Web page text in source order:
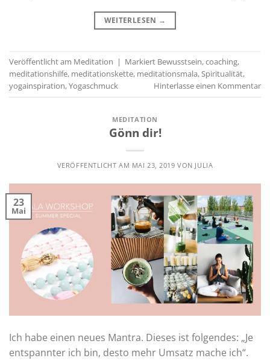
WEITERLESEN →
Veröffentlicht am Meditation | Markiert Bewusstsein,coaching,
meditationshilfe, meditationskette, meditationsmala,Spiritualität,
yogainspiration,Yogaschmuck Hinterlasse einen Kommentar
MEDITATION
Gönn dir!
VERÖFFENTLICHT AM MAI 23, 2019 VON JULIA
23
Mai
Ich habe einen neues Mantra. Dieses ist folgendes: „Je
entspannter ich bin, desto mehr Umsatz mache ich“.